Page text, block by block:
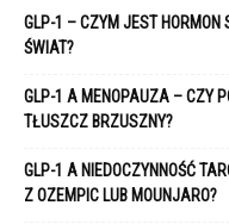
GLP-1 – CZYM JEST HORMON
ŚWIAT?
GLP-1 A MENOPAUZA – CZY
TŁUSZCZ BRZUSZNY?
GLP-1 A NIEDOCZYNNOŚĆ
Z OZEMPIC LUB MOUNJARO?